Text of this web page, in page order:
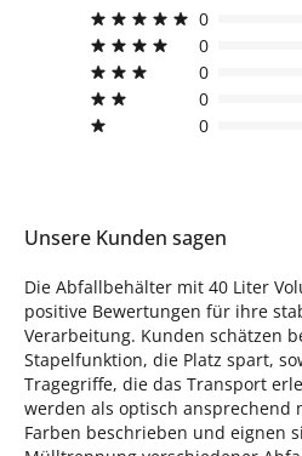
0
0
0
0
0
Unsere Kunden sagen
Die Abfallbehälter mit 40 Liter
positive Bewertungen für ihre
Verarbeitung. Kunden schätzen
Stapelfunktion, die Platz spart,
Tragegriffe, die das Transport
werden als optisch
Farben beschrieben und eignen